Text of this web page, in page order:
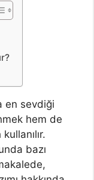
en sevdiği
hem de
bazı